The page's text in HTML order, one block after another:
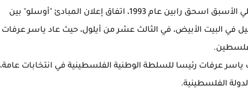
ووقّع ياسر عرفات ورئيس الوزراء الإسرائيلي الأسبق اسحق رابين عام 1993، اتفاق إعلان المبادئ "أوسلو" بين
في البيت الأبيض، في الثالث عشر من أيلول، حيث عاد ياسر عرفات
فلسطين.
من كانون الثاني 1996 انتخب ياسر عرفات رئيسا للسلطة الوطنية الفلسطينية في انتخابات عامة،
الفلسطينية.